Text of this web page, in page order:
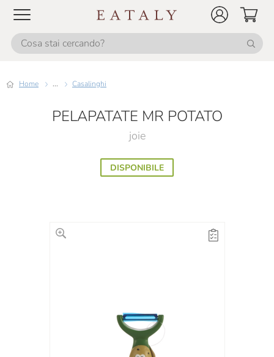
Home ... Casalinghi
PELAPATATE MR POTATO
joie
DISPONIBILE